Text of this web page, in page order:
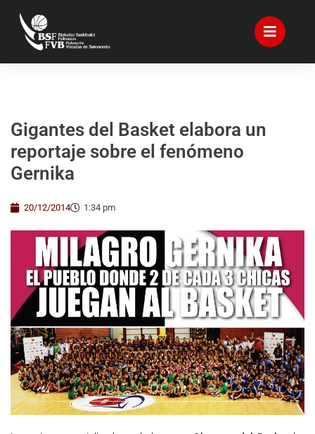
Gigantes del Basket elabora un
reportaje sobre el fenómeno
Gernika
20/12/2014 1:34 pm